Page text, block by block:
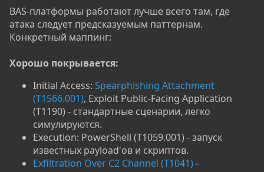
BAS-платформы работают лучше всего там, где
атака следует предсказуемым паттернам.
Конкретный маппинг:
Хорошо покрывается:
Initial Access: Spearphishing Attachment
(T1566.001), Exploit Public-Facing Application
(T1190) - стандартные сценарии, легко
симулируются.
Execution: PowerShell (T1059.001) - запуск
известных payload'ов и скриптов.
Exfiltration Over C2 Channel (T1041) -